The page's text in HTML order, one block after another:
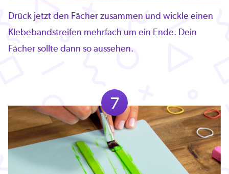
Drück jetzt den Fächer zusammen und wickle einen
Klebebandstreifen mehrfach um ein Ende. Dein
Fächer sollte dann so aussehen.
7